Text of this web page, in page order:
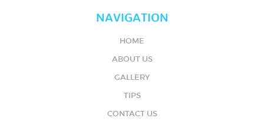
NAVIGATION
HOME
ABOUT US
GALLERY
TIPS
CONTACT US